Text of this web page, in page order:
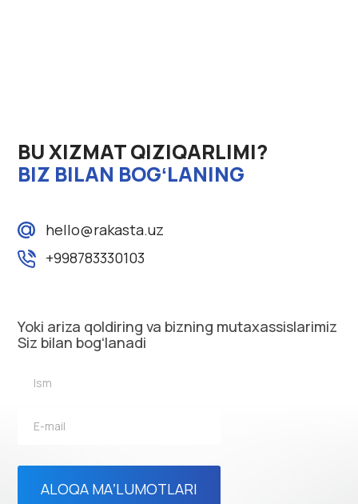
BU XIZMAT QIZIQARLIMI?
BIZ BILAN BOGʻLANING
hello@rakasta.uz
+998783330103
Yoki ariza qoldiring va bizning mutaxassislarimiz
Siz bilan bogʻlanadi